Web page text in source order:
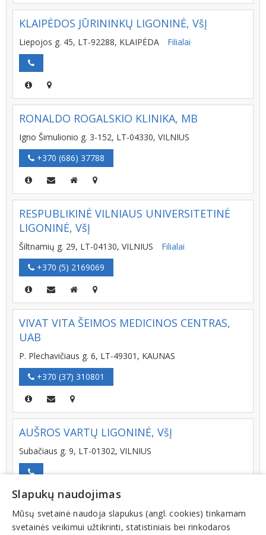
KLAIPĖDOS JŪRININKŲ LIGONINĖ, VšĮ
Liepojos g. 45, LT-92288, KLAIPĖDA Filialai
RONALDO ROGALSKIO KLINIKA, MB
Igno Šimulionio g. 3-152, LT-04330, VILNIUS
+370 (686) 37788
RESPUBLIKINĖ VILNIAUS UNIVERSITETINĖ
LIGONINĖ, VšĮ
Šiltnamių g. 29, LT-04130, VILNIUS
Filialai
+370 (5) 2169069
VIVAT VITA ŠEIMOS MEDICINOS CENTRAS,
UAB
P. Plechavičiaus g. 6, LT-49301, KAUNAS
+370 (37) 310801
AUŠROS VARTŲ LIGONINĖ, VšĮ
Subačiaus g. 9, LT-01302, VILNIUS
GRIGIŠKIŲ SVEIKATOS PRIEŽIŪROS CENTRAS,
Slapukų naudojimas
Mūsų svetainė naudoja slapukus (angl. cookies) tinkamam
svetainės veikimui užtikrinti, statistiniais bei rinkodaros